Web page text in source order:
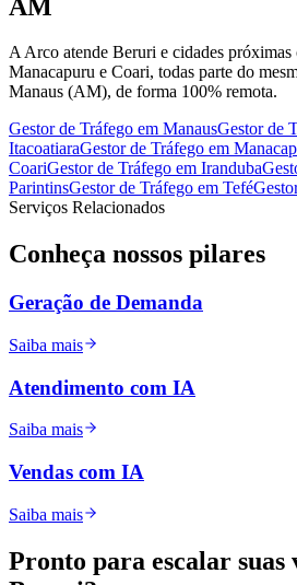
AM
A Arco atende Beruri e cidades próximas
Manacapuru e Coari, todas parte do
Manaus (AM), de forma 100% remota.
Gestor de Tráfego em ManausGestor de
ItacoatiaraGestor de Tráfego em
CoariGestor de Tráfego em Iranduba
ParintinsGestor de Tráfego em Tefé
Serviços Relacionados
Conheça nossos pilares
Geração de Demanda
Saiba mais
Atendimento com IA
Saiba mais
Vendas com IA
Saiba mais
Pronto para escalar suas